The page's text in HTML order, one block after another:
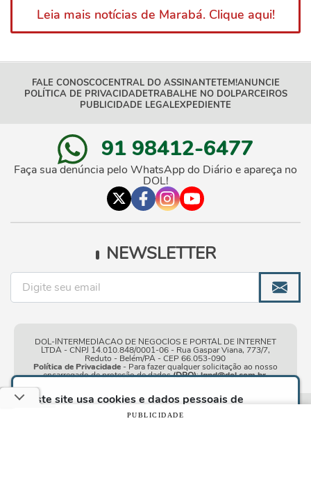
Este site usa cookies e dados pessoais de
acordo com os nossosTermos de Uso e Política
e, ao continuar navegando neste
Leia mais notícias de Marabá. Clique aqui!
FALE CONOSCOCENTRAL DO ASSINANTETEM!ANUNCIE
POLÍTICA DE PRIVACIDADETRABALHE NO DOLPARCEIROS
PUBLICIDADE LEGALEXPEDIENTE
91 98412-6477
Faça sua denúncia pelo WhatsApp do Diário e apareça no
DOL!
NEWSLETTER
DOL-INTERMEDIACAO DE NEGOCIOS E PORTAL DE INTERNET
LTDA - CNPJ 14.010.848/0001-06 - Rua Gaspar Viana, 773/7,
Reduto - Belém/PA - CEP 66.053-090
Política de Privacidade- Para fazer qualquer solicitação ao nosso
encarregado de proteção de dados(DPO):lgpd@dol.com.br.
| © Copyright 2010-2026 DOL - Diário
PUBLICIDADE